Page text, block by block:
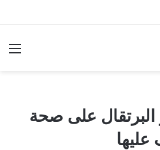
البرتقال على صحة
عليها